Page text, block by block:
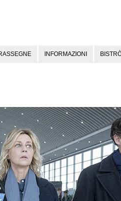
INFORMAZIONI